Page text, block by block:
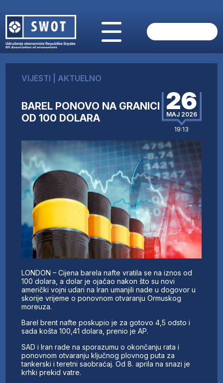
O NAMA
ANALIZE
KOMPANIJE
IZ STRANIH MEDIJA
AKTIVNOSTI
SWOT INTERVJU
UČLANI SE
KONTAKT
VIJESTI AKTUELNO
BAREL PONOVO NA GRANICI
OD 100 DOLARA
26
MAJ 2026
19:13
LONDON – Cijena barela nafte vratila se na iznos od
100 dolara, a dolar je ojačao nakon što su novi
američki vojni udari na Iran umanjili nade u dogovor u
skorije vrijeme o ponovnom otvaranju Ormuskog
moreuza.
Barel brent nafte poskupio je za gotovo 4,5 odsto i
sada košta 100,41 dolara, prenio je AP.
SAD i Iran rade na sporazumu o okončanju rata i
ponovnom otvaranju ključnog plovnog puta za
tankerski i teretni saobraćaj. Od 8. aprila na snazi je
krhki prekid vatre.